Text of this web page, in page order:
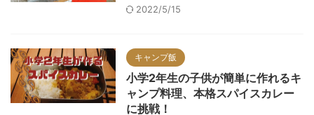
2022/5/15
キャンプ飯
小学2年生の子供が簡単に作れるキ
ャンプ料理、本格スパイスカレー
に挑戦！